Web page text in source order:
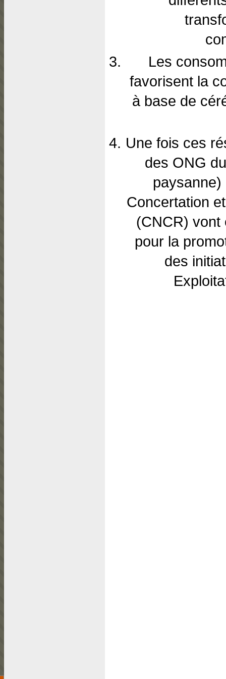
Les
favorisent la
à base de
Une fois ces
des ONG
paysanne)
Concertation
(CNCR) vont
pour la
des